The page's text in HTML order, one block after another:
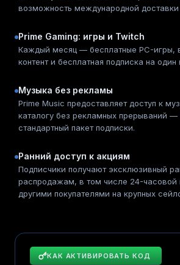
возможность международной доставки
Prime Gaming: игры и Twitch
Каждый месяц — бесплатные PC-игры,
контент и бесплатная подписка на
Музыка без рекламы
Prime Music предоставляет доступ к
каталогу без рекламных прерываний —
стандартный пакет подписки.
Ранний доступ к акциям
Подписчики получают эксклюзивный
распродажам, в том числе 24-часовой
другими покупателями на крупных
КАК АКТИВИРОВАТЬ КОД